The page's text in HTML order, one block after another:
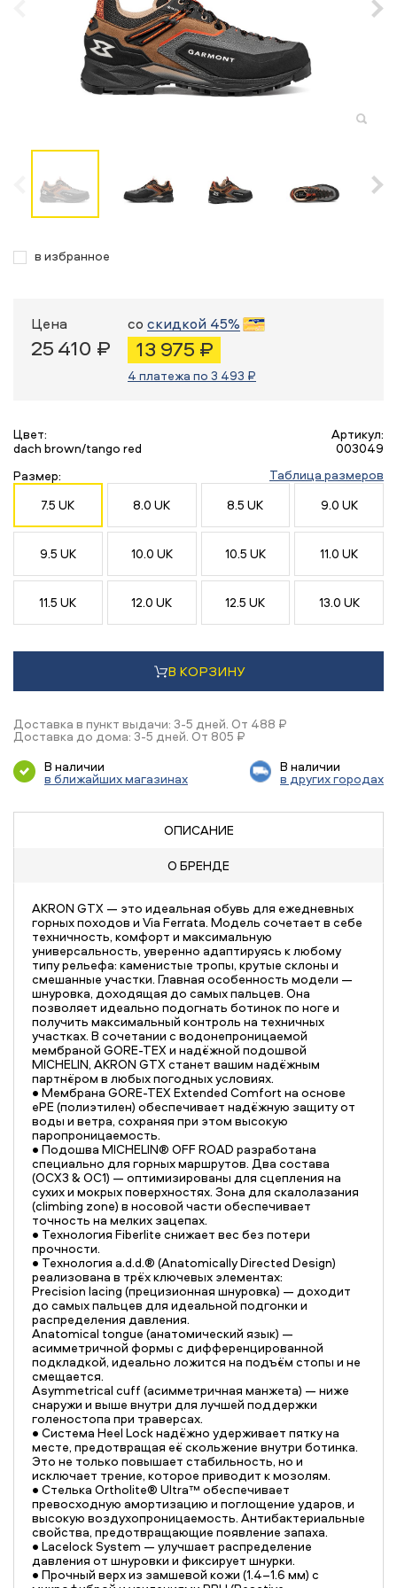
в избранное
Цена
25 410 ₽
со скидкой 45%
13 975 ₽
4 платежа по 3 493 ₽
Цвет:
dach brown/tango red
Артикул:
003049
Размер:
Таблица размеров
7.5 UK
8.0 UK 8.5 UK 9.0 UK
9.5 UK 10.0 UK 10.5 UK 11.0 UK
11.5 UK 12.0 UK 12.5 UK 13.0 UK
В КОРЗИНУ
Доставка в пункт выдачи: 3-5 дней. От 488 ₽
Доставка до дома: 3-5 дней. От 805 ₽
В наличии
в ближайших магазинах
В наличии
в других городах
ОПИСАНИЕ
О БРЕНДЕ
AKRON GTX — это идеальная обувь для ежедневных
горных походов и Via Ferrata. Модель сочетает в себе
техничность, комфорт и максимальную
универсальность, уверенно адаптируясь к любому
типу рельефа: каменистые тропы, крутые склоны и
смешанные участки. Главная особенность модели —
шнуровка, доходящая до самых пальцев. Она
позволяет идеально подогнать ботинок по ноге и
получить максимальный контроль на техничных
участках. В сочетании с водонепроницаемой
мембраной GORE-TEX и надёжной подошвой
MICHELIN, AKRON GTX станет вашим надёжным
партнёром в любых погодных условиях.
• Мембрана GORE-TEX Extended Comfort на основе
ePE (полиэтилен) обеспечивает надёжную защиту от
воды и ветра, сохраняя при этом высокую
паропроницаемость.
• Подошва MICHELIN® OFF ROAD разработана
специально для горных маршрутов. Два состава
(OCX3 & OC1) — оптимизированы для сцепления на
сухих и мокрых поверхностях. Зона для скалолазания
(climbing zone) в носовой части обеспечивает
точность на мелких зацепах.
• Технология Fiberlite снижает вес без потери
прочности.
• Технология a.d.d.® (Anatomically Directed Design)
реализована в трёх ключевых элементах:
Precision lacing (прецизионная шнуровка) — доходит
до самых пальцев для идеальной подгонки и
распределения давления.
Anatomical tongue (анатомический язык) —
асимметричной формы с дифференцированной
подкладкой, идеально ложится на подъём стопы и не
смещается.
Asymmetrical cuff (асимметричная манжета) — ниже
снаружи и выше внутри для лучшей поддержки
голеностопа при траверсах.
• Система Heel Lock надёжно удерживает пятку на
месте, предотвращая её скольжение внутри ботинка.
Это не только повышает стабильность, но и
исключает трение, которое приводит к мозолям.
• Стелька Ortholite® Ultra™ обеспечивает
превосходную амортизацию и поглощение ударов, и
высокую воздухопроницаемость. Антибактериальные
свойства, предотвращающие появление запаха.
• Lacelock System — улучшает распределение
давления от шнуровки и фиксирует шнурки.
• Прочный верх из замшевой кожи (1.4–1.6 мм) с